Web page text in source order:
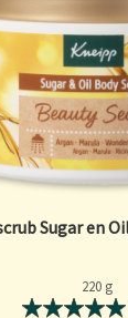
Sugar en
220 g